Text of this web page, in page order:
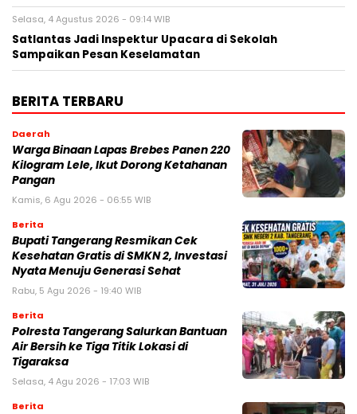
Selasa, 4 Agustus 2026 - 09:14 WIB
Satlantas Jadi Inspektur Upacara di Sekolah
Sampaikan Pesan Keselamatan
BERITA TERBARU
Daerah
Warga Binaan Lapas Brebes Panen 220
Kilogram Lele, Ikut Dorong Ketahanan
Pangan
Kamis, 6 Agu 2026 - 06:55 WIB
Berita
‎Bupati Tangerang Resmikan Cek
Kesehatan Gratis di SMKN 2, Investasi
Nyata Menuju Generasi Sehat
Rabu, 5 Agu 2026 - 19:40 WIB
Berita
Polresta Tangerang Salurkan Bantuan
Air Bersih ke Tiga Titik Lokasi di
Tigaraksa
Selasa, 4 Agu 2026 - 17:03 WIB
Berita